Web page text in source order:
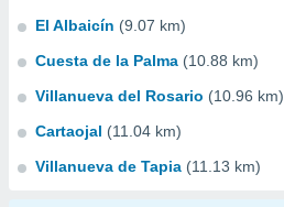
El Albaicín (9.07 km)
Cuesta de la Palma (10.88 km)
Villanueva del Rosario (10.96 km)
Cartaojal (11.04 km)
Villanueva de Tapia (11.13 km)